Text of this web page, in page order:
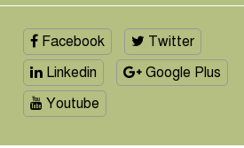
Facebook
Twitter
Linkedin
Google Plus
Youtube